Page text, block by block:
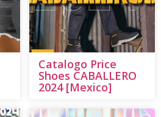
Catalogo Price
Shoes CABALLERO
2024 [Mexico]